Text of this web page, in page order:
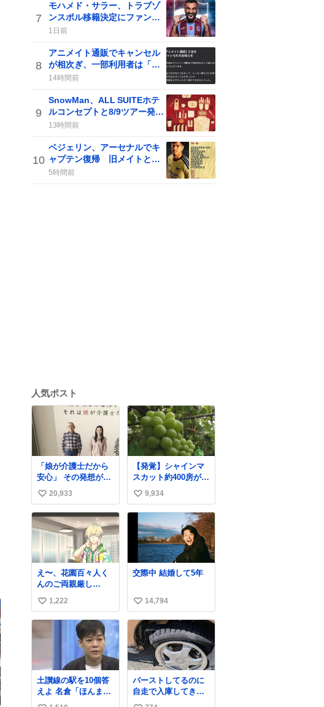
7
モハメド・サラー、トラブゾ
ンスポル移籍決定にファン歓
喜「やった！」
1日前
8
アニメイト通販でキャンセル
が相次ぎ、一部利用者は「も
う使わない」などの不満の声
14時間前
9
SnowMan、ALL SUITEホテ
ルコンセプトと8/9ツアー発表
にファン歓喜「ワクワクが止
13時間前
10
ベジェリン、アーセナルでキ
ャプテン復帰 旧メイトと再
会にファン歓喜の声
5時間前
人気ポスト
「娘が介護士だから
安心」 その発想が怖
い。 ちなみにこのポ
スターは、介護職の
求人や転職支援をし
ている会社のポスタ
ーらしい。
い
い
ね
20,933
【発覚】シャインマ
スカット約400房が果
樹園から盗まれる 栃
木・佐野市
news.livedoor.com/
article/detail… 被害
に遭った果樹園には
防犯カメラなどはな
く、シャインマスカ
ットが盗まれた木に
は刃物などで切られ
に入って同様の被害
は確認されておら
ず、警察はパトロー
ルを強化する。
い
い
ね
数
9,934
え〜、花園百々人く
んのご両親厳し
い〜。 でも9歳児の
市原仁奈にここまで
「構ってほしい、構
ってくれるの？」と
寂しさを極限まで煮
詰めた台詞を何気な
い日常会話で発言さ
せてるご両親もだい
ぶ厳しいよ 双方弁
護士を雇わないか？
い
い
1,222
交際中 結婚して5年
い
い
ね
数
14,794
土讃線の駅を10個答
えよ 名倉「ほんまご
めん、」 ↑正解（御
バーストしてるのに
自走で入庫してきた
お客さん バーストし